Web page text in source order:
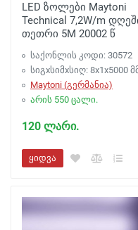
LED ზოლები Maytoni
Technical 7,2W/m
თეთრი 5M 20002 წ
საქონლის კოდი: 30572
სიგxსიმxსიღ: 8x1x5000
Maytoni (გერმანია)
არის 550 ცალი.
120 ლარი.
ყიდვა